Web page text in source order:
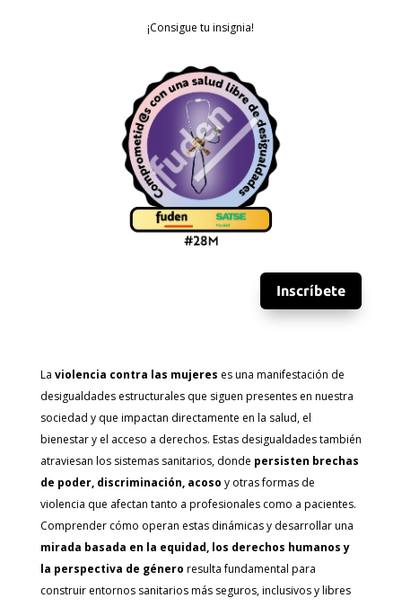
¡Consigue tu insignia!
Inscríbete
La violencia contra las mujeres es una manifestación de
desigualdades estructurales que siguen presentes en nuestra
sociedad y que impactan directamente en la salud, el
bienestar y el acceso a derechos. Estas desigualdades también
atraviesan los sistemas sanitarios, donde persisten brechas
de poder, discriminación, acoso y otras formas de
violencia que afectan tanto a profesionales como a pacientes.
Comprender cómo operan estas dinámicas y desarrollar una
mirada basada en la equidad, los derechos humanos y
la perspectiva de género resulta fundamental para
construir entornos sanitarios más seguros, inclusivos y libres